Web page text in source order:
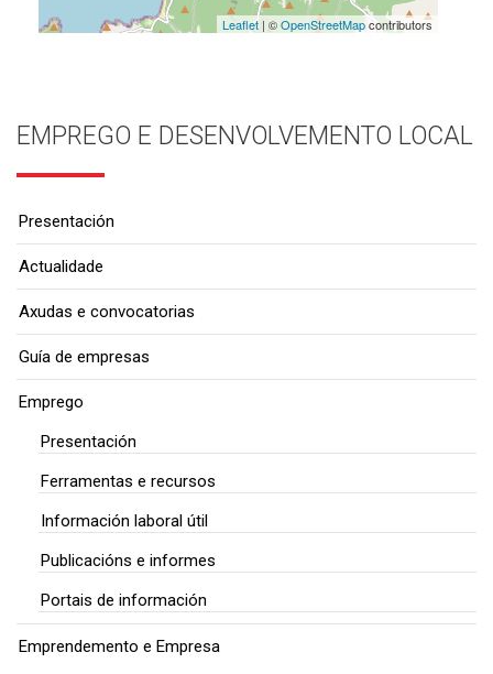
Leaflet| ©OpenStreetMapcontributors
EMPREGO E DESENVOLVEMENTO LOCAL
Presentación
Actualidade
Axudas e convocatorias
Guía de empresas
Emprego
Presentación
Ferramentas e recursos
Información laboral útil
Publicacións e informes
Portais de información
Emprendemento e Empresa